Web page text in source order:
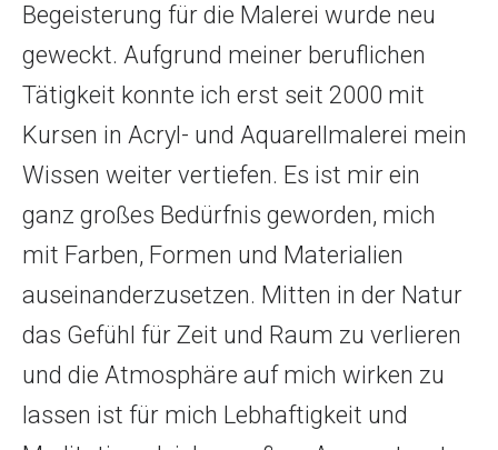
Begeisterung für die Malerei wurde neu
geweckt. Aufgrund meiner beruflichen
Tätigkeit konnte ich erst seit 2000 mit
Kursen in Acryl- und Aquarellmalerei mein
Wissen weiter vertiefen. Es ist mir ein
ganz großes Bedürfnis geworden, mich
mit Farben, Formen und Materialien
auseinanderzusetzen. Mitten in der Natur
das Gefühl für Zeit und Raum zu verlieren
und die Atmosphäre auf mich wirken zu
lassen ist für mich Lebhaftigkeit und